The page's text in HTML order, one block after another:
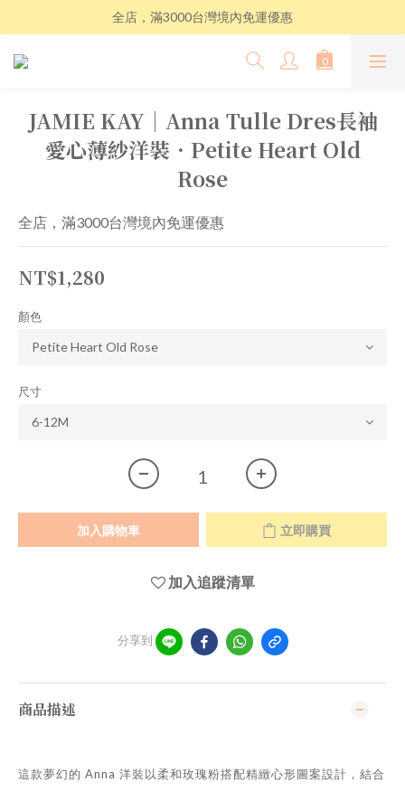
全店，滿3000台灣境內免運優惠
JAMIE KAY│Anna Tulle Dres長袖
愛心薄紗洋裝．Petite Heart Old
Rose
全店，滿3000台灣境內免運優惠
NT$1,280
顏色
尺寸
加入購物車 立即購買
加入追蹤清單
分享到
商品描述
這款夢幻的 Anna 洋裝以柔和玫瑰粉搭配精緻心形圖案設計，結合